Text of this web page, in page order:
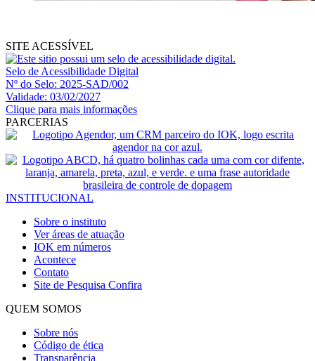
SITE ACESSÍVEL
Selo de Acessibilidade Digital
Nº do Selo: 2025-SAD/002
Validade: 03/02/2027
Clique para mais informações
PARCERIAS
INSTITUCIONAL
Sobre o instituto
Ver áreas de atuação
IOK em números
Acontece
Contato
Site de Pesquisa Confira
QUEM SOMOS
Sobre nós
Código de ética
Transparência